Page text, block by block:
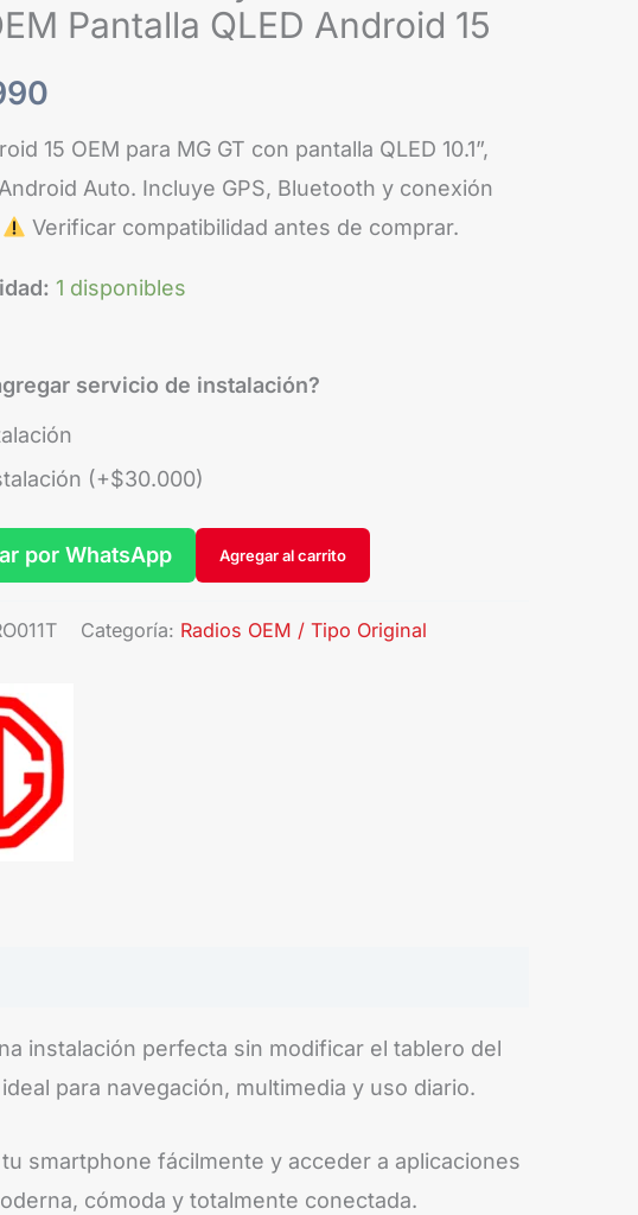
Pantalla QLED Android 15
15 OEM para MG GT con pantalla QLED 10.1”,
Auto. Incluye GPS, Bluetooth y conexión
Verificar compatibilidad antes de comprar.
1 disponibles
servicio de instalación?
(+$30.000)
Agregar al carrito
por WhatsApp
Categoría: Radios OEM / Tipo Original
instalación perfecta sin modificar el tablero del
para navegación, multimedia y uso diario.
smartphone fácilmente y acceder a aplicaciones
cómoda y totalmente conectada.